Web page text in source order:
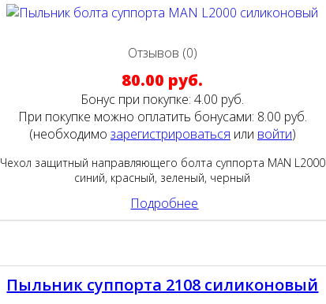
Отзывов (0)
80.00 руб.
Бонус при покупке:4.00 руб.
При покупке можно оплатить бонусами: 8.00 руб.
(необходимо зарегистрироваться или войти)
Чехол защитный направляющего болта суппорта MAN L2000
синий, красный, зеленый, черный
Подробнее
Пыльник суппорта 2108 силиконовый